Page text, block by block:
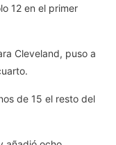
12 en el primer
Cleveland, puso a
de 15 el resto del